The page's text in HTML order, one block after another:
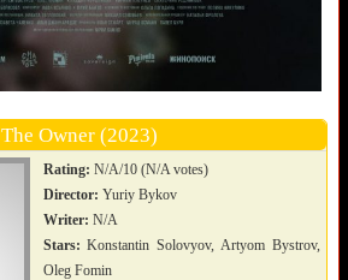
The Owner (2023)
Rating: N/A/10 (N/A votes)
Director: Yuriy Bykov
Writer: N/A
Stars: Konstantin Solovyov, Artyom Bystrov,
Oleg Fomin